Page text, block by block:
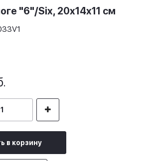
"6"/Six, 20x14x11 см
в корзину